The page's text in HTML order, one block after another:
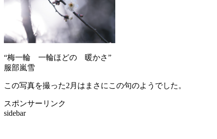
“梅一輪 一輪ほどの 暖かさ”
服部嵐雪
この写真を撮った2月はまさにこの句のようでした。
スポンサーリンク
sidebar